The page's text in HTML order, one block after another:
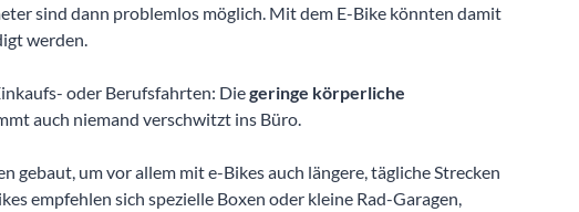
sind dann problemlos möglich. Mit dem E-Bike könnten damit
werden.
oder Berufsfahrten: Diegeringe körperliche
auch niemand verschwitzt ins Büro.
gebaut, um vor allem mit e-Bikes auch längere, tägliche Strecken
empfehlen sich spezielle Boxen oder kleine Rad-Garagen,